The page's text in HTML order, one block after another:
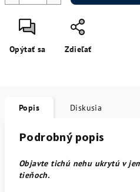
Opýtať sa Zdieľať
Popis Diskusia
Podrobný popis
Objavte tichú nehu ukrytú v
tieňoch.